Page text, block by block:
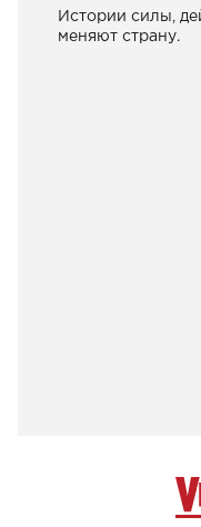
Истории силы,
меняют страну.